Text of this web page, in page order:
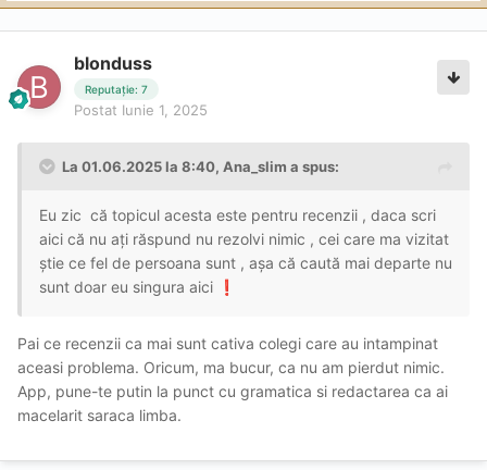
blonduss
Reputație: 7
Postat Iunie 1, 2025
La 01.06.2025 la 8:40, Ana_slim a spus:
Eu zic că topicul acesta este pentru recenzii , daca scri
aici că nu ați răspund nu rezolvi nimic , cei care ma vizitat
știe ce fel de persoana sunt , așa că caută mai departe nu
sunt doar eu singura aici
❗
Pai ce recenzii ca mai sunt cativa colegi care au intampinat
aceasi problema. Oricum, ma bucur, ca nu am pierdut nimic.
App, pune-te putin la punct cu gramatica si redactarea ca ai
macelarit saraca limba.